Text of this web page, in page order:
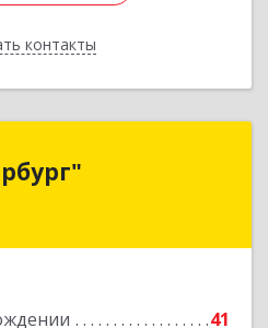
контакты
Назад
41
"АИС-Петербург"
обл, Кировск г, р-н